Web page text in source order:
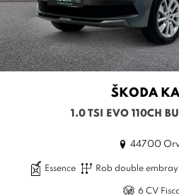
ŠKODA
1.0 TSI EVO 110CH
44700
Essence Rob double embray
6 CV